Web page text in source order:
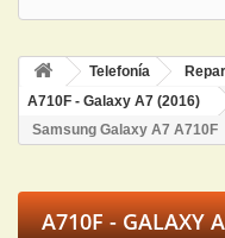
Telefonía
A710F - Galaxy A7 (2016)
Samsung Galaxy A7 A710F
A710F - GALAXY